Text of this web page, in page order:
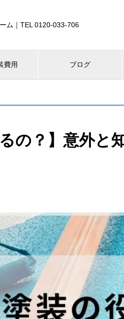
ム｜TEL 0120-033-706
費用 ブログ
の？】意外と